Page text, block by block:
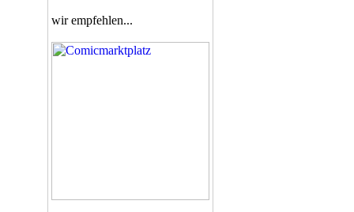
wir empfehlen...